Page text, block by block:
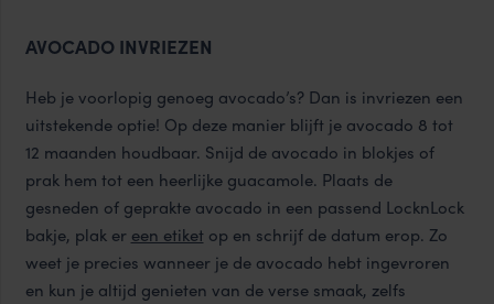
AVOCADO INVRIEZEN
Heb je voorlopig genoeg avocado’s? Dan is invriezen een
uitstekende optie! Op deze manier blijft je avocado 8 tot
12 maanden houdbaar. Snijd de avocado in blokjes of
prak hem tot een heerlijke guacamole. Plaats de
gesneden of geprakte avocado in een passend LocknLock
bakje, plak er een etiketop en schrijf de datum erop. Zo
weet je precies wanneer je de avocado hebt ingevroren
en kun je altijd genieten van de verse smaak, zelfs